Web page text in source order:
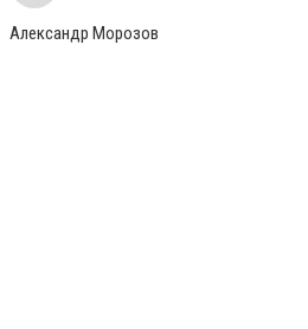
Александр Морозов